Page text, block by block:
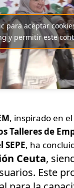
para aceptar
y permitir este
, inspirado en
Talleres de
, ha
Ceuta,
Este